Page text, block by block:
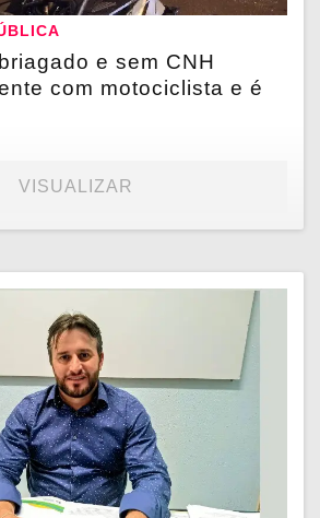
e sem CNH
com motociclista e é
VISUALIZAR